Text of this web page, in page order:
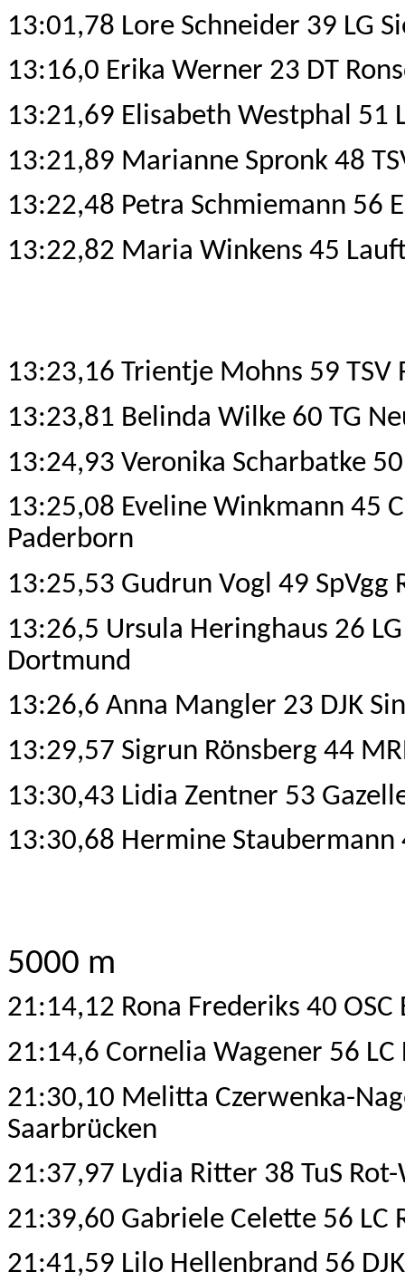
13:01,78 Lore Schneider 39 LG
13:16,0 Erika Werner 23 DT
13:21,69 Elisabeth Westphal 51
13:21,89 Marianne Spronk 48
13:22,48 Petra Schmiemann 56
13:22,82 Maria Winkens 45
13:23,16 Trientje Mohns 59
13:23,81 Belinda Wilke 60 TG
13:24,93 Veronika Scharbatke
13:25,08 Eveline Winkmann 45
Paderborn
13:25,53 Gudrun Vogl 49
13:26,5 Ursula Heringhaus 26
Dortmund
13:26,6 Anna Mangler 23 DJK
13:29,57 Sigrun Rönsberg 44
13:30,43 Lidia Zentner 53
13:30,68 Hermine Staubermann
5000 m
21:14,12 Rona Frederiks 40
21:14,6 Cornelia Wagener 56
21:30,10 Melitta Czerwenka-
Saarbrücken
21:37,97 Lydia Ritter 38 TuS
21:39,60 Gabriele Celette 56 LC
21:41,59 Lilo Hellenbrand 56